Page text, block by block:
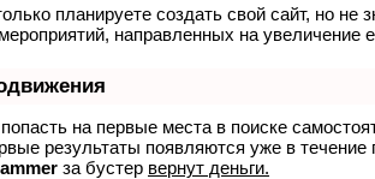
планируете создать свой сайт, но не
направленных на увеличение
на первые места в поиске
результаты появляются уже в
за бустер вернут деньги.